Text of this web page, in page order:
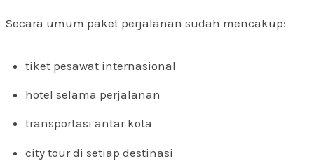
Secara umum paket perjalanan sudah mencakup:
tiket pesawat internasional
hotel selama perjalanan
transportasi antar kota
city tour di setiap destinasi